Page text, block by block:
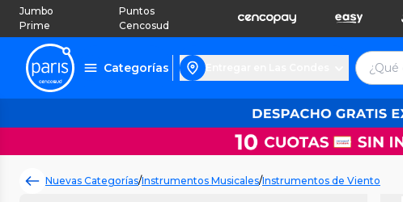
Jumbo
Prime
Puntos
Cencosud
Categorías
Nuevas Categorías/Instrumentos Musicales/Instrumentos de Viento